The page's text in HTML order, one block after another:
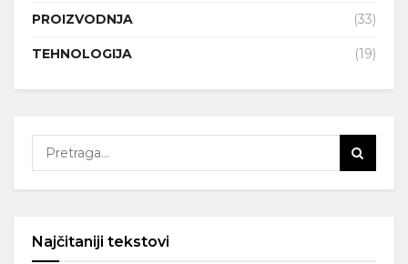
PROIZVODNJA (33)
TEHNOLOGIJA (19)
Najčitaniji tekstovi